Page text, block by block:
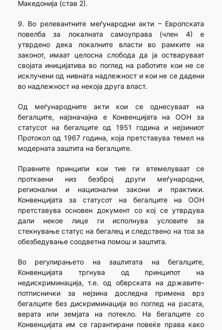
Македонија (став 2).
9. Во релевантните меѓународни акти – Европската
повелба за локалната самоуправа (член 4) е
утврдено дека локалните власти во рамките на
законот, имаат целосна слобода да ја остваруваат
својата иницијатива во поглед на работите кои не се
исклучени од нивната надлежност и кои не се дадени
во надлежност на некоја друга власт.
Од меѓународните акти кои се однесуваат на
бегалците, најзначајна е Конвенцијата на ООН за
статусот на бегалците од 1951 година и нејзиниот
Протокол од 1967 година, која претставува темел на
модерната заштита на бегалците.
Правните принципи кои тие ги втемелуваат се
проткаени низ безброј други меѓународни,
регионални и национални закони и практики.
Конвенцијата за статусот на бегалците на ООН
претставува основен документ со кој се утврдува
дали некое лице ги исполнува условите за
стекнување статус на бегалец и следствено на тоа за
обезбедување соодветна помош и заштита.
Во регулирањето на заштитата на бегалците,
Конвенцијата тргнува од принципот на
недискриминација, т.е. од обврската на државите-
потписнички за нејзина доследна примена врз
бегалците без дискриминација во поглед на расата,
верата или земјата на потекло. На бегалците со
Конвенцијата им се гарантирани повеќе права како